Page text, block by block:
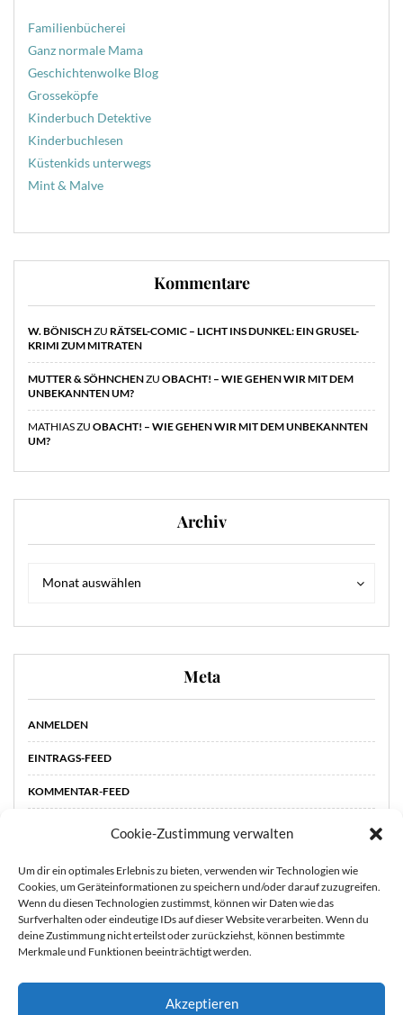
Cookie-Zustimmung verwalten
Um dir ein optimales Erlebnis zu bieten, verwenden wir Technologien wie
Cookies, um Geräteinformationen zu speichern und/oder darauf zuzugreifen.
Wenn du diesen Technologien zustimmst, können wir Daten wie das
Surfverhalten oder eindeutige IDs auf dieser Website verarbeiten. Wenn du
deine Zustimmung nicht erteilst oder zurückziehst, können bestimmte
Merkmale und Funktionen beeinträchtigt werden.
Akzeptieren
Familienbücherei
Ganz normale Mama
Geschichtenwolke Blog
Grosseköpfe
Kinderbuch Detektive
Kinderbuchlesen
Küstenkids unterwegs
Mint & Malve
Kommentare
W. BÖNISCHZU RÄTSEL-COMIC – LICHT INS DUNKEL: EIN GRUSEL-
KRIMI ZUM MITRATEN
MUTTER & SÖHNCHENZU OBACHT! – WIE GEHEN WIR MIT DEM
UNBEKANNTEN UM?
MATHIASZU OBACHT! – WIE GEHEN WIR MIT DEM UNBEKANNTEN
UM?
Archiv
Monat auswählen
Meta
ANMELDEN
EINTRAGS-FEED
KOMMENTAR-FEED